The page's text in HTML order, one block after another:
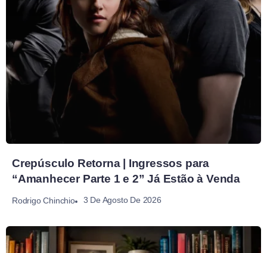
Crepúsculo Retorna | Ingressos para
“Amanhecer Parte 1 e 2” Já Estão à Venda
Rodrigo Chinchio 3 De Agosto De 2026